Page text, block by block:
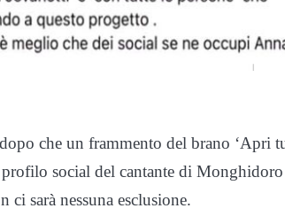
che un frammento del brano ‘Apri
social del cantante di
sarà nessuna esclusione.